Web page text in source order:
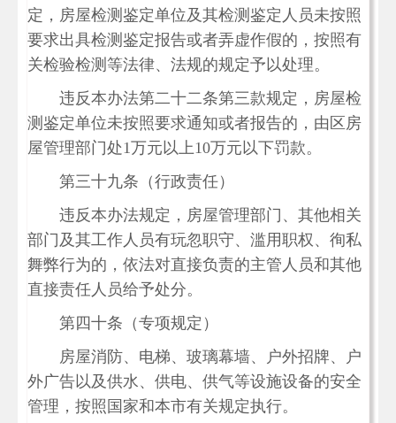
定，房屋检测鉴定单位及其检测鉴定人员未按照
要求出具检测鉴定报告或者弄虚作假的，按照有
关检验检测等法律、法规的规定予以处理。
违反本办法第二十二条第三款规定，房屋检
测鉴定单位未按照要求通知或者报告的，由区房
屋管理部门处1万元以上10万元以下罚款。
第三十九条（行政责任）
违反本办法规定，房屋管理部门、其他相关
部门及其工作人员有玩忽职守、滥用职权、徇私
舞弊行为的，依法对直接负责的主管人员和其他
直接责任人员给予处分。
第四十条（专项规定）
房屋消防、电梯、玻璃幕墙、户外招牌、户
外广告以及供水、供电、供气等设施设备的安全
管理，按照国家和本市有关规定执行。